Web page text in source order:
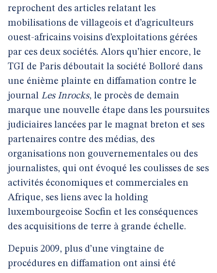
reprochent des articles relatant les
mobilisations de villageois et d’agriculteurs
ouest-africains voisins d’exploitations gérées
par ces deux sociétés. Alors qu’hier encore, le
TGI de Paris déboutait la société Bolloré dans
une énième plainte en diffamation contre le
journal Les Inrocks, le procès de demain
marque une nouvelle étape dans les poursuites
judiciaires lancées par le magnat breton et ses
partenaires contre des médias, des
organisations non gouvernementales ou des
journalistes, qui ont évoqué les coulisses de ses
activités économiques et commerciales en
Afrique, ses liens avec la holding
luxembourgeoise Socfin et les conséquences
des acquisitions de terre à grande échelle.
Depuis 2009, plus d’une vingtaine de
procédures en diffamation ont ainsi été